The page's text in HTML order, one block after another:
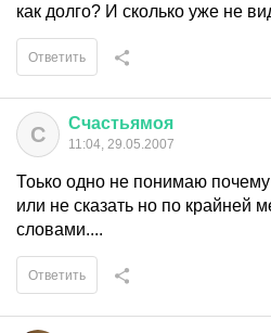
как долго? И сколько уже не
Ответить
С Счастьямоя
11:04, 29.05.2007
Тоько одно не понимаю
или не сказать но по крайней
словами....
Ответить